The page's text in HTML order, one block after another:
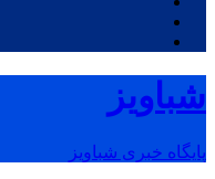
شباویز
پایگاه خبری شباویز